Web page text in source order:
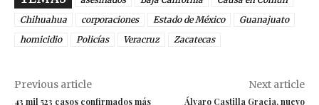
Chihuahua
corporaciones Estado de México
Guanajuato
homicidio
Policías Veracruz Zacatecas
Previous article
43 mil 523 casos confirmados más
Next article
Álvaro Castilla Gracia, nuevo